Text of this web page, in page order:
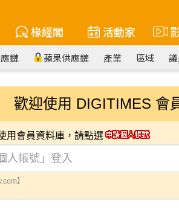
椽經閣 活動家
鏈 蘋果供應鏈 產業 區域
歡迎使用 DIGITIMES 會
用會員資料庫，請點選
】